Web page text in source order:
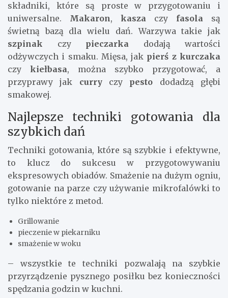
składniki, które są proste w przygotowaniu i
uniwersalne. Makaron, kasza czy fasola są
świetną bazą dla wielu dań. Warzywa takie jak
szpinak czy pieczarka dodają wartości
odżywczych i smaku. Mięsa, jak pierś z kurczaka
czy kiełbasa, można szybko przygotować, a
przyprawy jak curryczy pesto dodadzą głębi
smakowej.
Najlepsze techniki gotowania dla
szybkich dań
Techniki gotowania, które są szybkie i efektywne,
to klucz do sukcesu w przygotowywaniu
ekspresowych obiadów. Smażenie na dużym ogniu,
gotowanie na parze czy używanie mikrofalówki to
tylko niektóre z metod.
Grillowanie
pieczenie w piekarniku
smażenie w woku
– wszystkie te techniki pozwalają na szybkie
przyrządzenie pysznego posiłku bez konieczności
spędzania godzin w kuchni.